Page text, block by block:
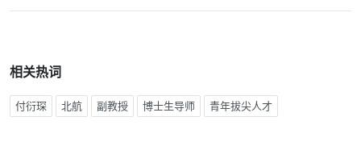
相关热词
付衍琛 北航 副教授 博士生导师 青年拔尖人才